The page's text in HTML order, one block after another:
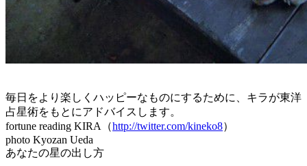
毎日をより楽しくハッピーなものにするために、キラが東洋
占星術をもとにアドバイスします。
fortune reading KIRA（http://twitter.com/kineko8）
photo Kyozan Ueda
あなたの星の出し方